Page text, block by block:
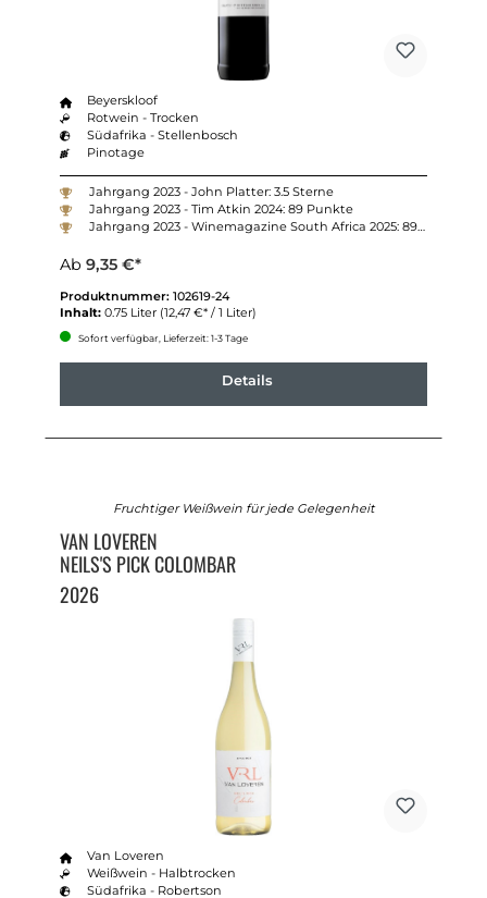
Beyerskloof
Rotwein - Trocken
Südafrika - Stellenbosch
Pinotage
Jahrgang 2023 - John Platter: 3.5 Sterne
Jahrgang 2023 - Tim Atkin 2024: 89 Punkte
Jahrgang 2023 - Winemagazine South Africa 2025: 89 Punkte
Ab 9,35 €*
Produktnummer: 102619-24
Inhalt: 0.75 Liter (12,47 €* / 1 Liter)
Sofort verfügbar, Lieferzeit: 1-3 Tage
Details
Fruchtiger Weißwein für jede Gelegenheit
VAN LOVEREN
NEILS'S PICK COLOMBAR
2026
Van Loveren
Weißwein - Halbtrocken
Südafrika - Robertson